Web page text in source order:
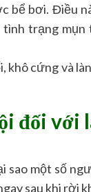
bể bơi. Điều
tình trạng
khô cứng và
đối với
sao một số
sau khi rời